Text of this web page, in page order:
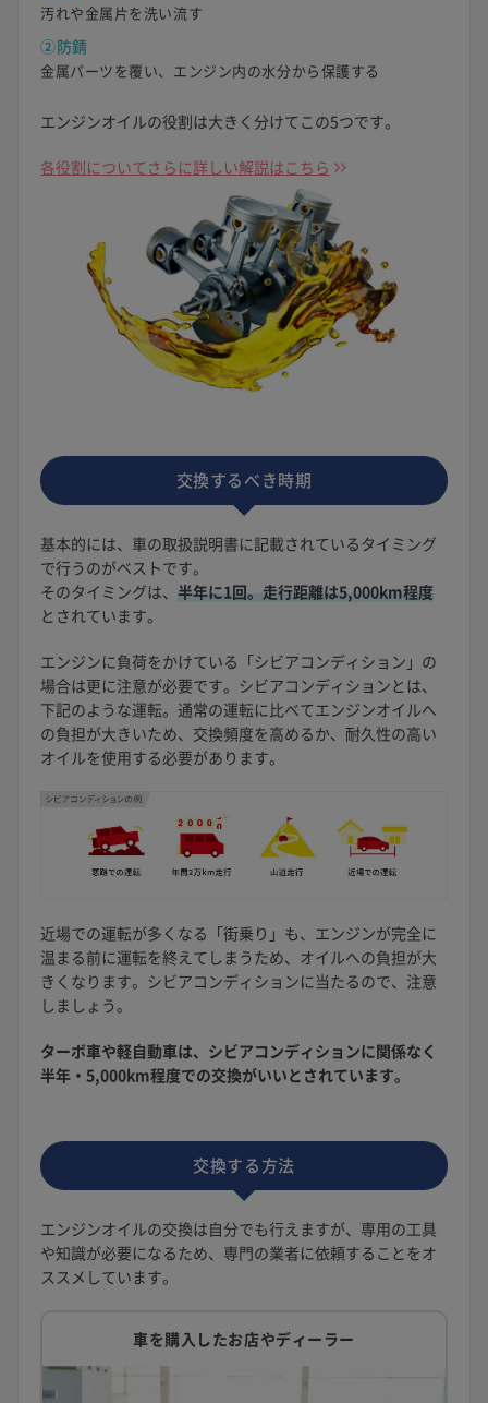
汚れや金属片を洗い流す
②防錆
金属パーツを覆い、エンジン内の水分から保護する
エンジンオイルの役割は大きく分けてこの5つです。
各役割についてさらに詳しい解説はこちら
交換するべき時期
基本的には、車の取扱説明書に記載されているタイミング
で行うのがベストです。
そのタイミングは、 半年に1回。走行距離は5,000km程度
とされています。
エンジンに負荷をかけている「シビアコンディション」の
場合は更に注意が必要です。シビアコンディションとは、
下記のような運転。通常の運転に比べてエンジンオイルへ
の負担が大きいため、交換頻度を高めるか、耐久性の高い
オイルを使用する必要があります。
近場での運転が多くなる「街乗り」も、エンジンが完全に
温まる前に運転を終えてしまうため、オイルへの負担が大
きくなります。シビアコンディションに当たるので、注意
しましょう。
ターボ車や軽自動車は、シビアコンディションに関係なく
半年・5,000km程度での交換がいいとされています。
交換する方法
エンジンオイルの交換は自分でも行えますが、専用の工具
や知識が必要になるため、専門の業者に依頼することをオ
ススメしています。
車を購入したお店やディーラー